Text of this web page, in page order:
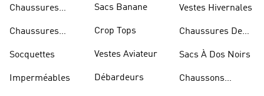
Chaussures
Chaussures
Socquettes
Imperméables
Sacs Banane
Crop Tops
Vestes Aviateur
Débardeurs
Vestes Hivernales
Chaussures De
Sacs À Dos Noirs
Chaussons